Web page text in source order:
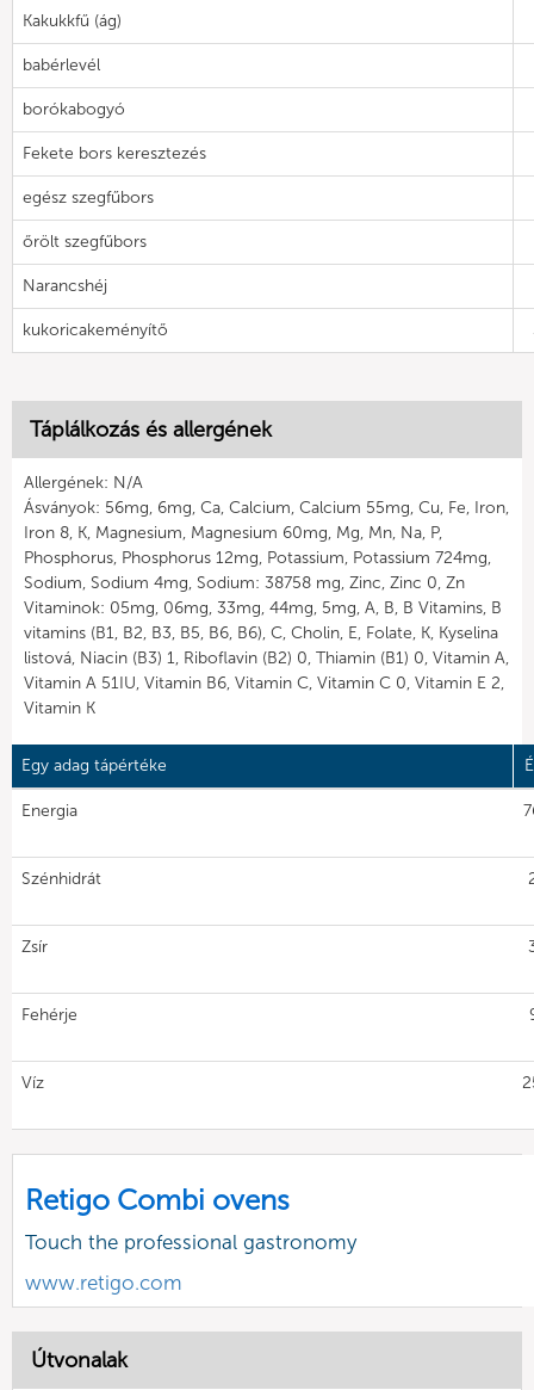
Kakukkfű (ág)
babérlevél
borókabogyó
Fekete bors keresztezés
egész szegfűbors
őrölt szegfűbors
Narancshéj
kukoricakeményítő
Táplálkozás és allergének
Allergének: N/A
Ásványok: 56mg, 6mg, Ca, Calcium, Calcium 55mg, Cu, Fe, Iron,
Iron 8, K, Magnesium, Magnesium 60mg, Mg, Mn, Na, P,
Phosphorus, Phosphorus 12mg, Potassium, Potassium 724mg,
Sodium, Sodium 4mg, Sodium: 38758 mg, Zinc, Zinc 0, Zn
Vitaminok: 05mg, 06mg, 33mg, 44mg, 5mg, A, B, B Vitamins, B
vitamins (B1, B2, B3, B5, B6, B6), C, Cholin, E, Folate, K, Kyselina
listová, Niacin (B3) 1, Riboflavin (B2) 0, Thiamin (B1) 0, Vitamin A,
Vitamin A 51IU, Vitamin B6, Vitamin C, Vitamin C 0, Vitamin E 2,
Vitamin K
Egy adag tápértéke
Energia
Szénhidrát
Zsír
Fehérje
Víz
Retigo Combi ovens
Touch the professional gastronomy
www.retigo.com
Útvonalak